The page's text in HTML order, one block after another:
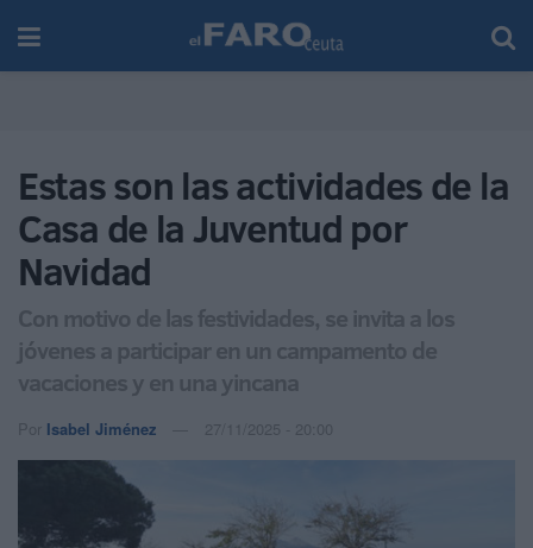
Estas son las actividades de la
Casa de la Juventud por
Navidad
Con motivo de las festividades, se invita a los
jóvenes a participar en un campamento de
vacaciones y en una yincana
Por Isabel Jiménez 27/11/2025 - 20:00